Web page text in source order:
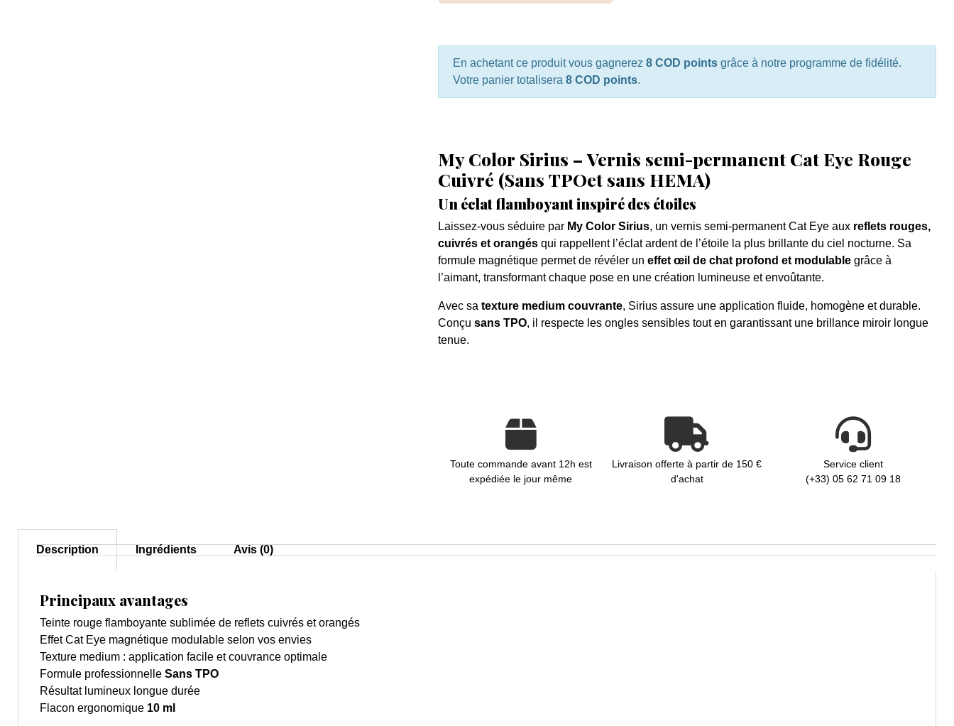
En achetant ce produit vous gagnerez 8 COD pointsgrâce à notre programme de fidélité.
Votre panier totalisera 8 COD points.
My Color Sirius – Vernis semi-permanent Cat Eye Rouge
Cuivré (Sans TPOet sans HEMA)
Un éclat flamboyant inspiré des étoiles
Laissez-vous séduire par My Color Sirius, un vernis semi-permanent Cat Eye aux reflets rouges,
cuivrés et orangésqui rappellent l’éclat ardent de l’étoile la plus brillante du ciel nocturne. Sa
formule magnétique permet de révéler un effet œil de chat profond et modulablegrâce à
l’aimant, transformant chaque pose en une création lumineuse et envoûtante.
Avec sa texture medium couvrante, Sirius assure une application fluide, homogène et durable.
Conçu sans TPO, il respecte les ongles sensibles tout en garantissant une brillance miroir longue
tenue.
Toute commande avant 12h est
expédiée le jour même
Livraison offerte à partir de 150 €
d'achat
Service client
(+33) 05 62 71 09 18
Description Ingrédients Avis (0)
Principaux avantages
Teinte rouge flamboyante sublimée de reflets cuivrés et orangés
Effet Cat Eye magnétique modulable selon vos envies
Texture medium : application facile et couvrance optimale
Formule professionnelle Sans TPO
Résultat lumineux longue durée
Flacon ergonomique 10 ml